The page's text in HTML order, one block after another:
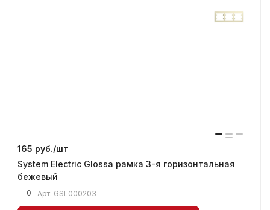
165 руб./шт
System Electric Glossa рамка 3-я горизонтальная
бежевый
0 Арт. GSL000203